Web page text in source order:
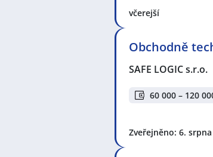
včerejší
Obchodně
SAFE LOGIC s.r.o.
60 000 – 120
Zveřejněno: 6. srpna